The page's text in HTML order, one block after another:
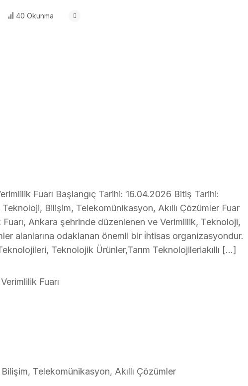
40 Okunma
Fuarı Başlangıç Tarihi: 16.04.2026 Bitiş Tarihi:
Bilişim, Telekomünikasyon, Akıllı Çözümler Fuar
Ankara şehrinde düzenlenen ve Verimlilik, Teknoloji,
alanlarına odaklanan önemli bir i̇htisas organizasyondur.
Teknolojik Ürünler,Tarım Teknolojileriakıllı […]
Fuarı
Telekomünikasyon, Akıllı Çözümler